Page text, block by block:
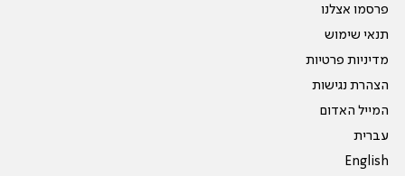
פרסמו אצלנו
תנאי שימוש
מדיניות פרטיות
הצהרת נגישות
המייל האדום
עברית
English